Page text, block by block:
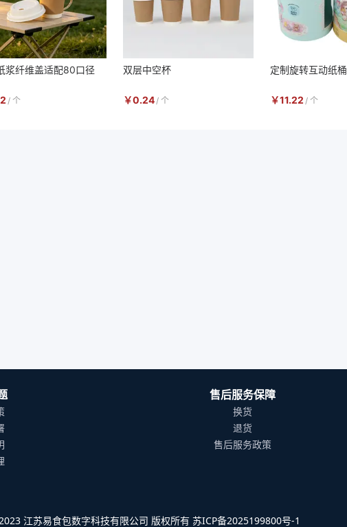
浆纤维盖适配80口径
/ 个
双层中空杯
￥0.24/ 个
定制旋转互动纸桶
￥11.22 / 个
售后服务保障
换货
退货
售后服务政策
江苏易食包数字科技有限公司 版权所有 苏ICP备2025199800号-1